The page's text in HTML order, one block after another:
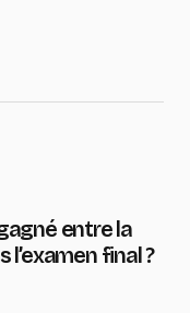
entre la
l’examen final ?